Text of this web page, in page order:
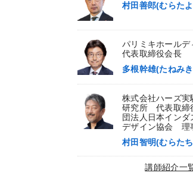
村田善郎(むらた
パリミキホールデ
代表取締役会長
多根幹雄(たねみ
株式会社ハーズ実
研究所 代表取締
団法人日本インダ
デザイン協会 理
村田智明(むらた
講師紹介一